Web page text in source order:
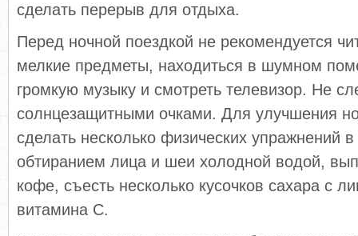
сделать перерыв для отдыха.
Перед ночной поездкой не рекомендуется
мелкие предметы, находиться в шумном
громкую музыку и смотреть телевизор. Не
солнцезащитными очками. Для улучшения
сделать несколько физических упражнений в
обтиранием лица и шеи холодной водой,
кофе, съесть несколько кусочков сахара с
витамина С.